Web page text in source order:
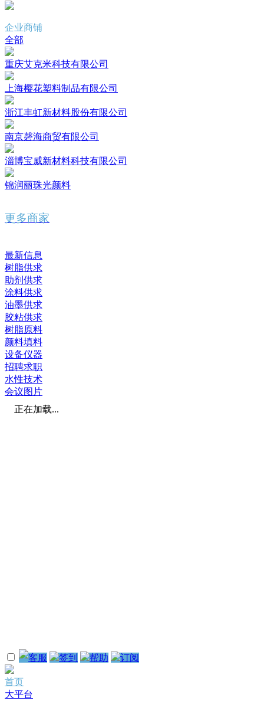
企业商铺
全部
重庆艾克米科技有限公司
上海樱花塑料制品有限公司
浙江丰虹新材料股份有限公司
南京磬海商贸有限公司
淄博宝威新材料科技有限公司
锦润丽珠光颜料
更多商家
最新信息
树脂供求
助剂供求
涂料供求
油墨供求
胶粘供求
树脂原料
颜料填料
设备仪器
招聘求职
水性技术
会议图片
正在加载...
客服 签到 帮助 订阅
首页
大平台